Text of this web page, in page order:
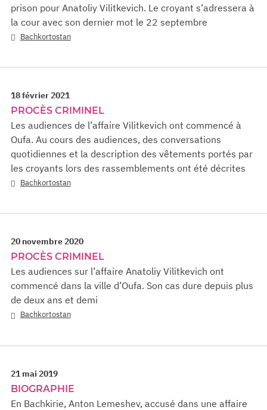
prison pour Anatoliy Vilitkevich. Le croyant s’adressera à
la cour avec son dernier mot le 22 septembre
Bachkortostan
18 février 2021
PROCÈS CRIMINEL
Les audiences de l’affaire Vilitkevich ont commencé à
Oufa. Au cours des audiences, des conversations
quotidiennes et la description des vêtements portés par
les croyants lors des rassemblements ont été décrites
Bachkortostan
20 novembre 2020
PROCÈS CRIMINEL
Les audiences sur l’affaire Anatoliy Vilitkevich ont
commencé dans la ville d’Oufa. Son cas dure depuis plus
de deux ans et demi
Bachkortostan
21 mai 2019
BIOGRAPHIE
En Bachkirie, Anton Lemeshev, accusé dans une affaire